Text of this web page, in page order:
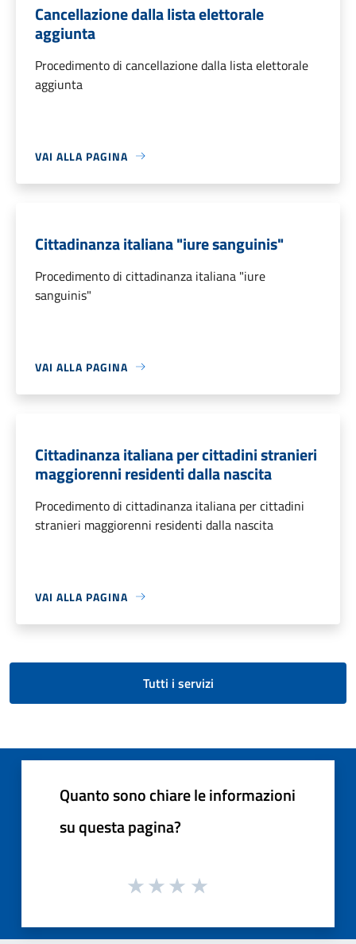
Cancellazione dalla lista elettorale
aggiunta
Procedimento di cancellazione dalla lista elettorale
aggiunta
VAI ALLA PAGINA
Cittadinanza italiana "iure sanguinis"
Procedimento di cittadinanza italiana "iure
sanguinis"
VAI ALLA PAGINA
Cittadinanza italiana per cittadini stranieri
maggiorenni residenti dalla nascita
Procedimento di cittadinanza italiana per cittadini
stranieri maggiorenni residenti dalla nascita
VAI ALLA PAGINA
Tutti i servizi
Quanto sono chiare le informazioni
su questa pagina?